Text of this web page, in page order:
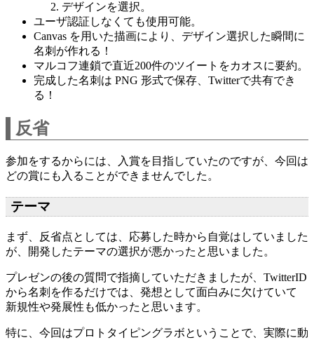
デザインを選択。
ユーザ認証しなくても使用可能。
Canvas を用いた描画により、デザイン選択した瞬間に
名刺が作れる！
マルコフ連鎖で直近200件のツイートをカオスに要約。
完成した名刺は PNG 形式で保存、Twitterで共有でき
る！
反省
参加をするからには、入賞を目指していたのですが、今回は
どの賞にも入ることができませんでした。
テーマ
まず、反省点としては、応募した時から自覚はしていました
が、開発したテーマの選択が悪かったと思いました。
プレゼンの後の質問で指摘していただきましたが、TwitterID
から名刺を作るだけでは、発想として面白みに欠けていて
新規性や発展性も低かったと思います。
特に、今回はプロトタイピングラボということで、実際に動